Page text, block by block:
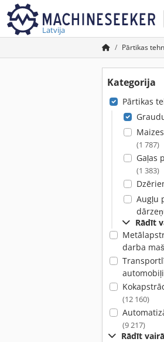
Latvija
Pārtikas
Kategorija
Pārtikas
(1 787)
Gaļas
(1 383)
Augļu
Rādīt
darba
automobiļi
(12 160)
(9 217)
Rādīt